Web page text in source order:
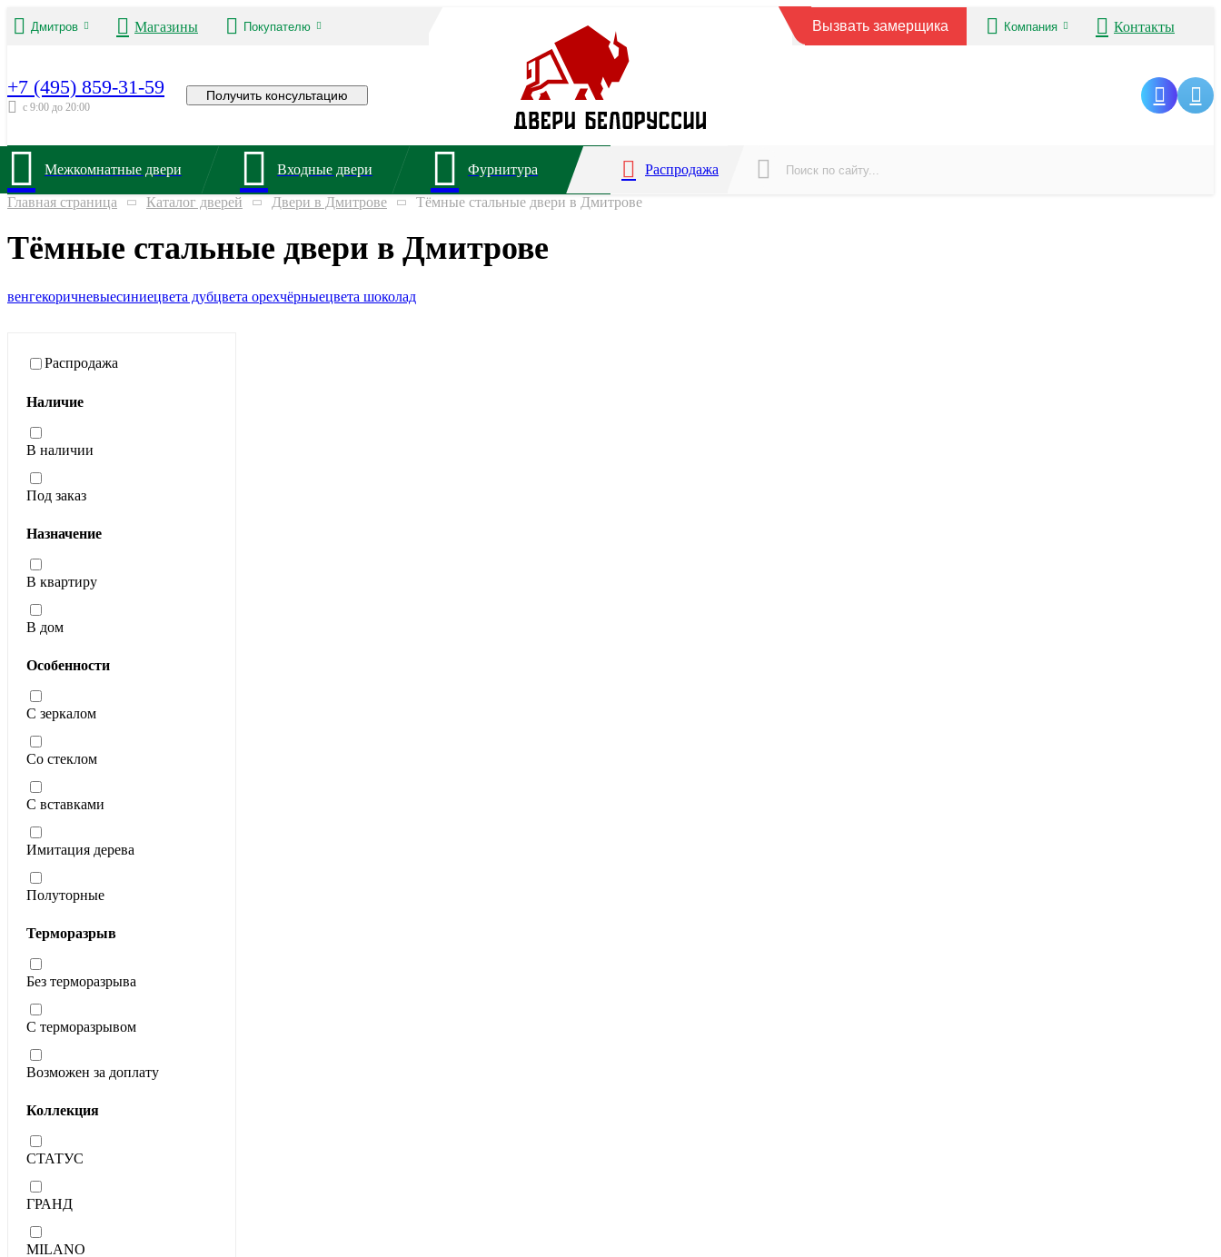
Дмитров Магазины Покупателю Вызвать замерщика Компания Контакты
+7 (495) 859-31-59
с 9:00 до 20:00
Получить консультацию
Межкомнатные двери Входные двери Фурнитура Распродажа
Главная страница Каталог дверей Двери в Дмитрове Тёмные стальные двери в Дмитрове
Тёмные стальные двери в Дмитрове
венгекоричневыесиниецвета дубцвета орехчёрныецвета шоколад
Распродажа
Наличие
В наличии
Под заказ
Назначение
В квартиру
В дом
Особенности
С зеркалом
Со стеклом
С вставками
Имитация дерева
Полуторные
Терморазрыв
Без терморазрыва
С терморазрывом
Возможен за доплату
Коллекция
СТАТУС
ГРАНД
MILANO